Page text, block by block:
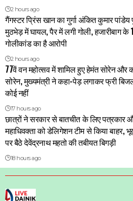
2 hours ago
गैंगस्टर प्रिंस खान का गुर्गा अंकित कुमार
मुठभेड़ में घायल, पैर में लगी गोली, हजारीबाग के
गोलीकांड का है आरोपी
2 hours ago
77वें वन महोत्सव में शामिल हुए हेमंत सोरेन और
सोरेन, मुख्यमंत्री ने कहा-पेड़ लगाकर फ्री
कोई नहीं
17 hours ago
छात्रों ने सरकार से बातचीत के लिए पत्रकार
महाधिवक्ता को डेलिगेशन टीम से किया बाहर,
पर बैठे देवेंद्रनाथ महतो की तबीयत बिगड़ी
18 hours ago